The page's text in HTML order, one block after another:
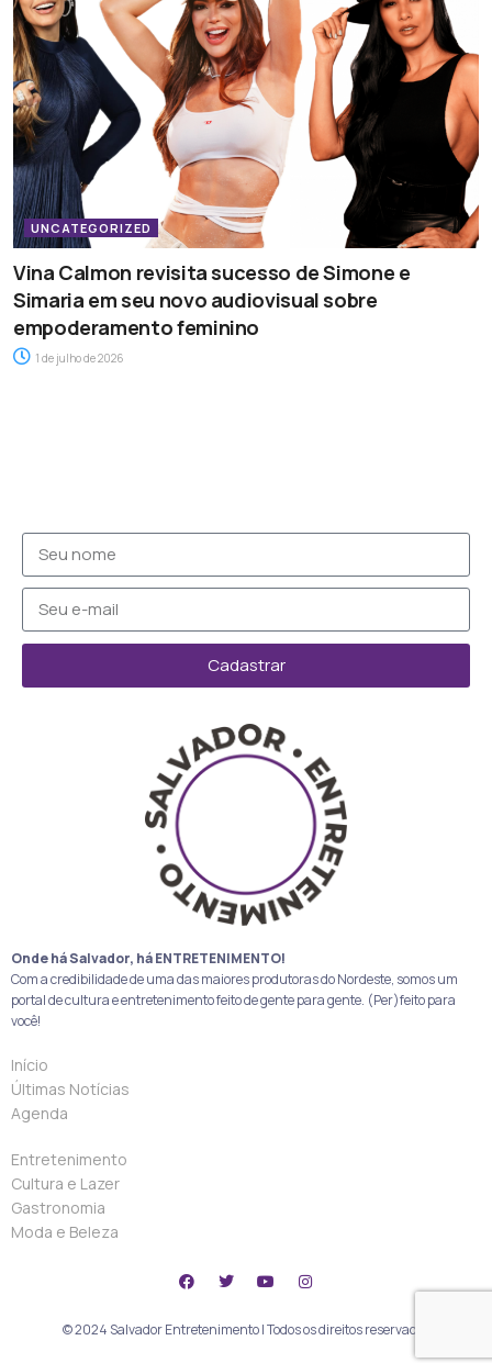
UNCATEGORIZED
Vina Calmon revisita sucesso de Simone e
Simaria em seu novo audiovisual sobre
empoderamento feminino
1 de julho de 2026
Cadastrar
Onde há Salvador, há ENTRETENIMENTO!
Com a credibilidade de uma das maiores produtoras do Nordeste, somos um
portal de cultura e entretenimento feito de gente para gente. (Per)feito para
você!
Início
Últimas Notícias
Agenda
Entretenimento
Cultura e Lazer
Gastronomia
Moda e Beleza
© 2024 Salvador Entretenimento | Todos os direitos reservados